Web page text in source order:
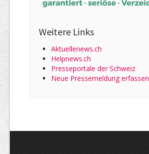
Weitere Links
Aktuellenews.ch
Helpnews.ch
Presseportale der Schweiz
Neue Pressemeldung erfassen